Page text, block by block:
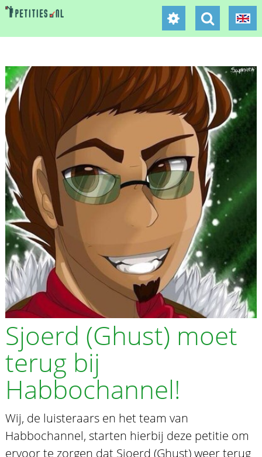
Sjoerd (Ghust) moet
terug bij
Habbochannel!
Wij, de luisteraars en het team van
Habbochannel, starten hierbij deze petitie om
ervoor te zorgen dat Sjoerd (Ghust) weer terug